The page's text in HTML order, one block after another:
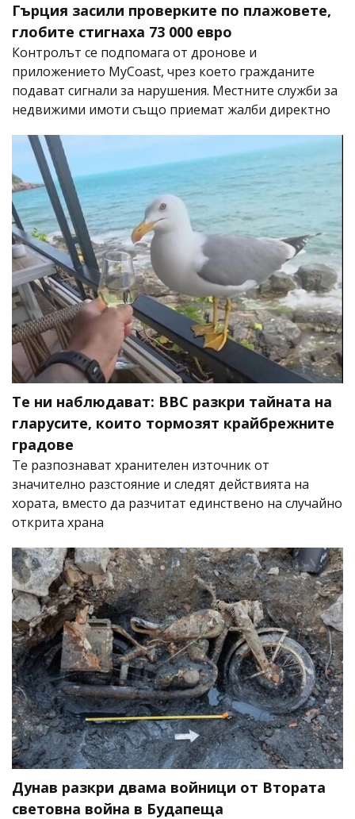
Гърция засили проверките по плажовете,
глобите стигнаха 73 000 евро
Контролът се подпомага от дронове и
приложението MyCoast, чрез което гражданите
подават сигнали за нарушения. Местните служби за
недвижими имоти също приемат жалби директно
Те ни наблюдават: BBC разкри тайната на
гларусите, които тормозят крайбрежните
градове
Те разпознават хранителен източник от
значително разстояние и следят действията на
хората, вместо да разчитат единствено на случайно
открита храна
Дунав разкри двама войници от Втората
световна война в Будапеща